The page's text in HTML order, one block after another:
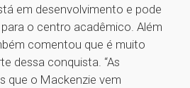
em desenvolvimento e pode
o centro acadêmico. Além
comentou que é muito
dessa conquista. “As
que o Mackenzie vem